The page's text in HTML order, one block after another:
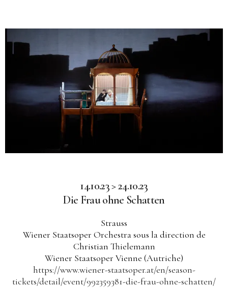
14.10.23 > 24.10.23
Die Frau ohne Schatten
Strauss
Wiener Staatsoper Orchestra sous la direction de
Christian Thielemann
Wiener Staatsoper Vienne (Autriche)
https://www.wiener-staatsoper.at/en/season-
tickets/detail/event/992359381-die-frau-ohne-schatten/